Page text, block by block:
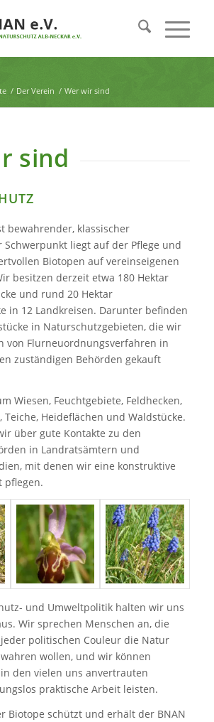
/ Der Verein / Wer wir sind
sind
bewahrender, klassischer
Schwerpunkt liegt auf der Pflege und
Biotopen auf vereinseigenen
besitzen derzeit etwa 180 Hektar
und rund 20 Hektar
in 12 Landkreisen. Darunter befinden
in Naturschutzgebieten, die wir
von Flurneuordnungsverfahren in
zuständigen Behörden gekauft
Wiesen, Feuchtgebiete, Feldhecken,
Teiche, Heideflächen und Waldstücke.
über gute Kontakte zu den
in Landratsämtern und
mit denen wir eine konstruktive
pflegen.
und Umweltpolitik halten wir uns
Wir sprechen Menschen an, die
politischen Couleur die Natur
wollen, und wir können
den vielen uns anvertrauten
praktische Arbeit leisten.
Biotope schützt und erhält der BNAN